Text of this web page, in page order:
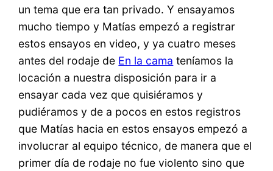
un tema que era tan privado. Y ensayamos
mucho tiempo y Matías empezó a registrar
estos ensayos en video, y ya cuatro meses
antes del rodaje de En la cama teníamos la
locación a nuestra disposición para ir a
ensayar cada vez que quisiéramos y
pudiéramos y de a pocos en estos registros
que Matías hacia en estos ensayos empezó a
involucrar al equipo técnico, de manera que el
primer día de rodaje no fue violento sino que